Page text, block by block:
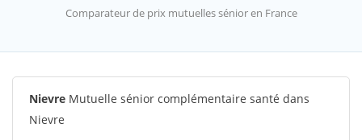
Comparateur de prix mutuelles sénior en France
Nievre Mutuelle sénior complémentaire santé dans
Nievre